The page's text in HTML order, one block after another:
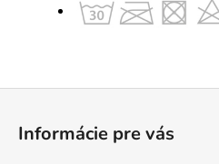
Informácie pre vás